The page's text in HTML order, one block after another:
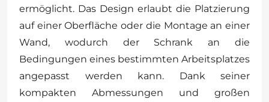
ermöglicht. Das Design erlaubt die Platzierung
auf einer Oberfläche oder die Montage an einer
Wand, wodurch der Schrank an die
Bedingungen eines bestimmten Arbeitsplatzes
angepasst werden kann. Dank seiner
kompakten Abmessungen und großen